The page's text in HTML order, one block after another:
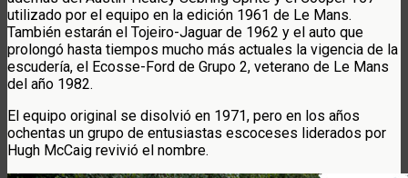
utilizado por el equipo en la edición 1961 de Le Mans.
También estarán el Tojeiro-Jaguar de 1962 y el auto que
prolongó hasta tiempos mucho más actuales la vigencia de la
escudería, el Ecosse-Ford de Grupo 2, veterano de Le Mans
del año 1982.
El equipo original se disolvió en 1971, pero en los años
ochentas un grupo de entusiastas escoceses liderados por
Hugh McCaig revivió el nombre.